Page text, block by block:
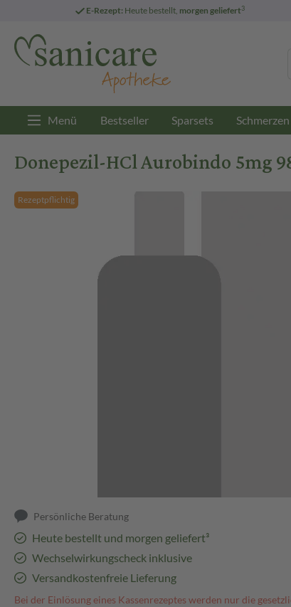
E-Rezept: Heute bestellt, morgen geliefert3
Menü Bestseller Sparsets
Donepezil-HCl Aurobindo 5mg
Rezeptpflichtig
Persönliche Beratung
Heute bestellt und morgen geliefert³
Wechselwirkungscheck inklusive
Versandkostenfreie Lieferung
Bei der Einlösung eines Kassenrezeptes werden nur die